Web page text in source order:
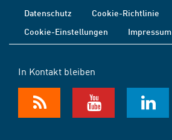
Datenschutz
Cookie-Richtlinie
Cookie-Einstellungen
Impressum
In Kontakt bleiben